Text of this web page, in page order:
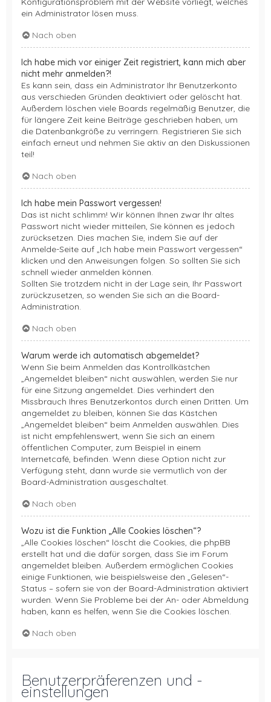
ein Administrator lösen muss.
Nach oben
Ich habe mich vor einiger Zeit registriert, kann mich aber
nicht mehr anmelden?!
Es kann sein, dass ein Administrator Ihr Benutzerkonto
aus verschieden Gründen deaktiviert oder gelöscht hat.
Außerdem löschen viele Boards regelmäßig Benutzer, die
für längere Zeit keine Beiträge geschrieben haben, um
die Datenbankgröße zu verringern. Registrieren Sie sich
einfach erneut und nehmen Sie aktiv an den Diskussionen
teil!
Nach oben
Ich habe mein Passwort vergessen!
Das ist nicht schlimm! Wir können Ihnen zwar Ihr altes
Passwort nicht wieder mitteilen, Sie können es jedoch
zurücksetzen. Dies machen Sie, indem Sie auf der
Anmelde-Seite auf „Ich habe mein Passwort vergessen“
klicken und den Anweisungen folgen. So sollten Sie sich
schnell wieder anmelden können.
Sollten Sie trotzdem nicht in der Lage sein, Ihr Passwort
zurückzusetzen, so wenden Sie sich an die Board-
Administration.
Nach oben
Warum werde ich automatisch abgemeldet?
Wenn Sie beim Anmelden das Kontrollkästchen
„Angemeldet bleiben“ nicht auswählen, werden Sie nur
für eine Sitzung angemeldet. Dies verhindert den
Missbrauch Ihres Benutzerkontos durch einen Dritten. Um
angemeldet zu bleiben, können Sie das Kästchen
„Angemeldet bleiben“ beim Anmelden auswählen. Dies
ist nicht empfehlenswert, wenn Sie sich an einem
öffentlichen Computer, zum Beispiel in einem
Internetcafé, befinden. Wenn diese Option nicht zur
Verfügung steht, dann wurde sie vermutlich von der
Board-Administration ausgeschaltet.
Nach oben
Wozu ist die Funktion „Alle Cookies löschen“?
„Alle Cookies löschen“ löscht die Cookies, die phpBB
erstellt hat und die dafür sorgen, dass Sie im Forum
angemeldet bleiben. Außerdem ermöglichen Cookies
einige Funktionen, wie beispielsweise den „Gelesen“-
Status – sofern sie von der Board-Administration aktiviert
wurden. Wenn Sie Probleme bei der An- oder Abmeldung
haben, kann es helfen, wenn Sie die Cookies löschen.
Nach oben
Benutzerpräferenzen und -
einstellungen